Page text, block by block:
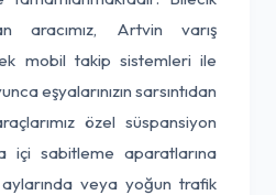
aracımız, Artvin varış
mobil takip sistemleri ile
eşyalarınızın sarsıntıdan
özel süspansiyon
içi sabitleme aparatlarına
aylarında veya yoğun trafik